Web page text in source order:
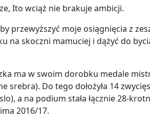
Ito wciąż nie brakuje ambicji.
przewyższyć moje osiągnięcia z
skoczni mamuciej i dążyć do
ma w swoim dorobku medale
srebra). Do tego dołożyła 14
a na podium stała łącznie 28-
2016/17.